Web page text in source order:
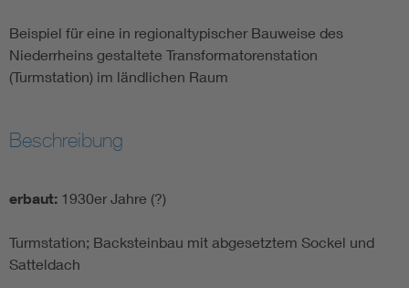
Beispiel für eine in regionaltypischer Bauweise des
Niederrheins gestaltete Transformatorenstation
(Turmstation) im ländlichen Raum
Beschreibung
erbaut: 1930er Jahre (?)
Turmstation; Backsteinbau mit abgesetztem Sockel und
Satteldach